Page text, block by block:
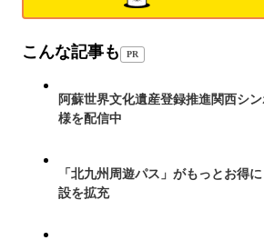
こんな記事も PR
阿蘇世界文化遺産登録推進関西シ
様を配信中
「北九州周遊パス」がもっとお得
設を拡充